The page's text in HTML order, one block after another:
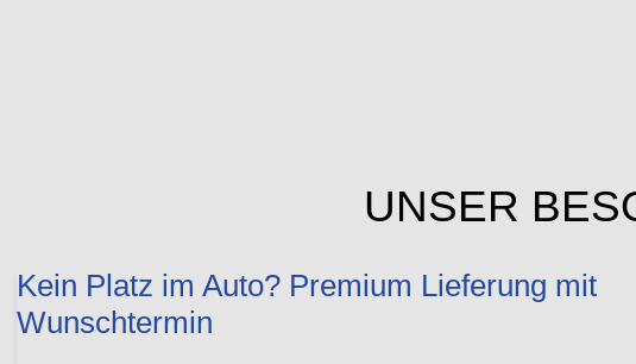
UNSER
Kein Platz im Auto? Premium Lieferung mit
Wunschtermin